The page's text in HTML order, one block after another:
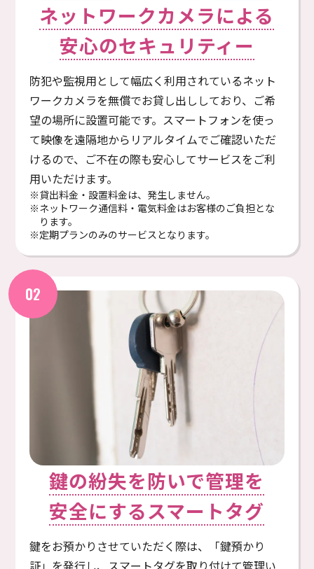
ネットワークカメラによる
安⼼のセキュリティー
防犯や監視⽤として幅広く利⽤されているネット
ワークカメラを無償でお貸し出ししており、ご希
望の場所に設置可能です。スマートフォンを使っ
て映像を遠隔地からリアルタイムでご確認いただ
けるので、ご不在の際も安⼼してサービスをご利
⽤いただけます。
※貸出料⾦・設置料⾦は、発生しません。
※ネットワーク通信料・電気料金はお客様のご負担とな
ります。
※定期プランのみのサービスとなります。
鍵の紛失を防いで管理を
安全にするスマートタグ
鍵をお預かりさせていただく際は、「鍵預かり